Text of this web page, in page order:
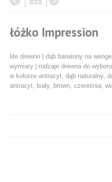
łóżko Impression
lite drewno | dąb barwiony na
wymiary | rodzaje drewna do
w kolorze antracyt, dąb naturalny,
antracyt, biały, brown, czereśnia,